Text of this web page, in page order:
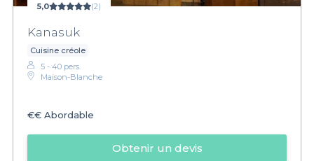
5,0 (2)
Kanasuk
Cuisine créole
5 - 40 pers.
Maison-Blanche
€€ Abordable
Obtenir un devis